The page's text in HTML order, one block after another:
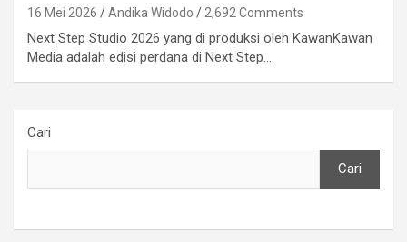
16 Mei 2026 Andika Widodo 2,692 Comments
Next Step Studio 2026 yang di produksi oleh KawanKawan
Media adalah edisi perdana di Next Step…
Cari
Cari